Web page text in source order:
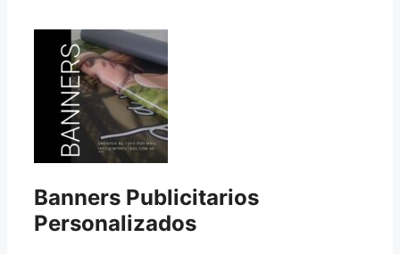
Banners Publicitarios
Personalizados